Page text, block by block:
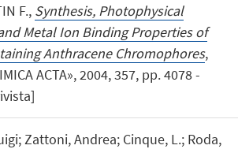
F., Synthesis, Photophysical
Metal Ion Binding Properties of
Anthracene Chromophores,
ACTA», 2004, 357, pp. 4078 -
Zattoni, Andrea; Cinque, L.; Roda,